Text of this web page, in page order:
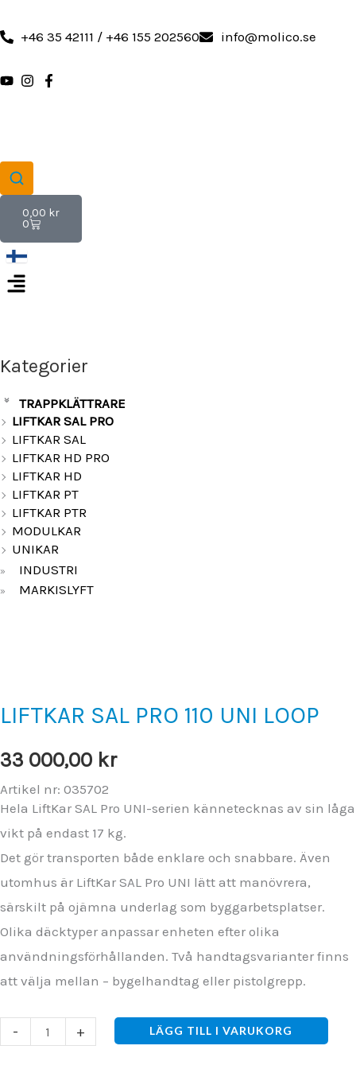
till +46 35 42111 / +46 155 202560 info@molico.se
0,00 kr
0
Varukorg
Kategorier
»
TRAPPKLÄTTRARE
LIFTKAR SAL PRO
LIFTKAR SAL
LIFTKAR HD PRO
LIFTKAR HD
LIFTKAR PT
LIFTKAR PTR
MODULKAR
UNIKAR
» INDUSTRI
» MARKISLYFT
LIFTKAR SAL PRO 110 UNI LOOP
33 000,00 kr
Artikel nr: 035702
Hela LiftKar SAL Pro UNI-serien kännetecknas av sin låga
vikt på endast 17 kg.
Det gör transporten både enklare och snabbare. Även
utomhus är LiftKar SAL Pro UNI lätt att manövrera,
särskilt på ojämna underlag som byggarbetsplatser.
Olika däcktyper anpassar enheten efter olika
användningsförhållanden. Två handtagsvarianter finns
att välja mellan – bygelhandtag eller pistolgrepp.
-
LIFTKAR
+ LÄGG TILL I VARUKORG